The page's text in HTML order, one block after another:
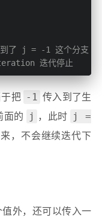
了 j = -1 这个分支
迭代停止
于把 -1 传入到了生
面的 j ，此时
j =
，不会继续迭代下
外，还可以传入一